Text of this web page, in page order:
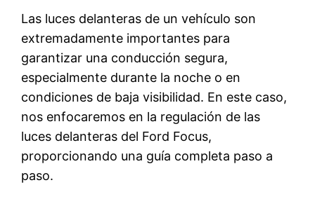
Las luces delanteras de un vehículo son
extremadamente importantes para
garantizar una conducción segura,
especialmente durante la noche o en
condiciones de baja visibilidad. En este caso,
nos enfocaremos en la regulación de las
luces delanteras del Ford Focus,
proporcionando una guía completa paso a
paso.